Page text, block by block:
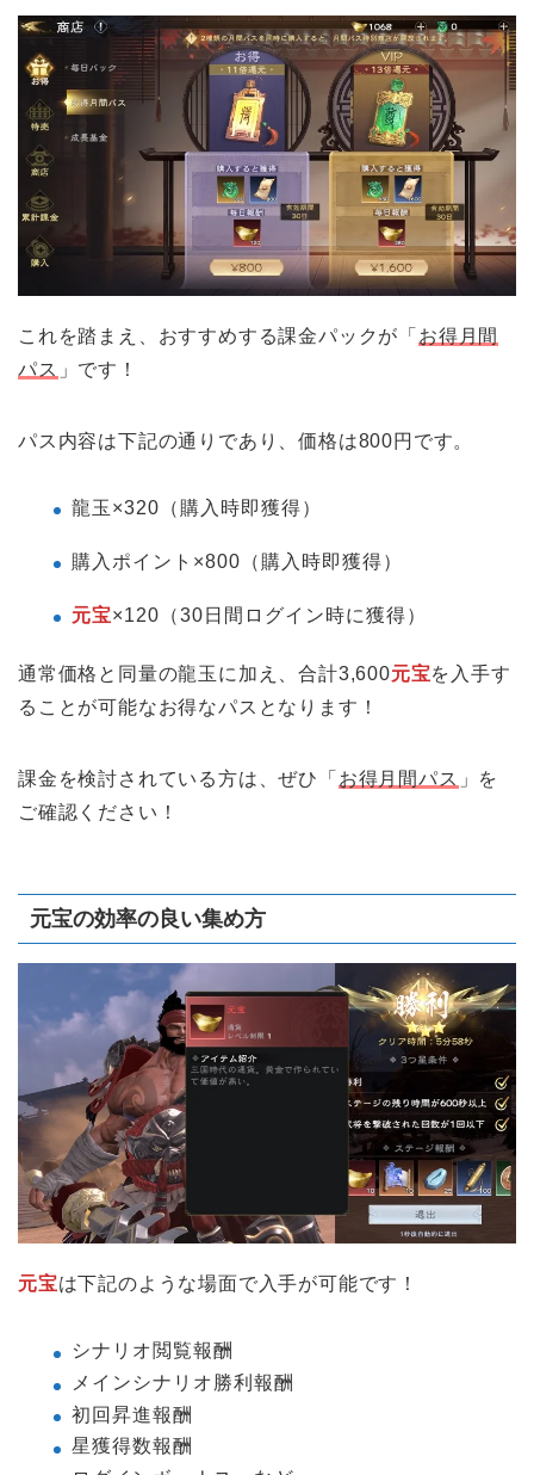
これを踏まえ、おすすめする課金パックが「 お得月間
パス 」です！
パス内容は下記の通りであり、価格は800円です。
龍玉×320（購入時即獲得）
購入ポイント×800（購入時即獲得）
元宝×120（30日間ログイン時に獲得）
通常価格と同量の龍玉に加え、合計3,600元宝を入手す
ることが可能なお得なパスとなります！
課金を検討されている方は、ぜひ「 お得月間パス 」を
ご確認ください！
元宝の効率の良い集め方
元宝は下記のような場面で入手が可能です！
シナリオ閲覧報酬
メインシナリオ勝利報酬
初回昇進報酬
星獲得数報酬